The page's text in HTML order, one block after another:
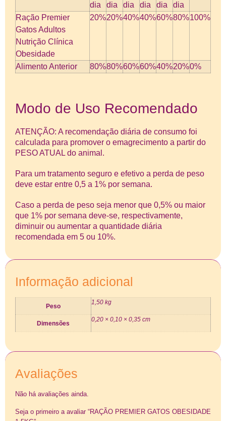
dia dia dia dia dia
dia
Ração Premier
Gatos Adultos
Nutrição Clínica
Obesidade
20%20%40%40%60%80%100%
Alimento Anterior 80%80%60%60%40%20%0%
Modo de Uso Recomendado
ATENÇÃO: A recomendação diária de consumo foi
calculada para promover o emagrecimento a partir do
PESO ATUAL do animal.
Para um tratamento seguro e efetivo a perda de peso
deve estar entre 0,5 a 1% por semana.
Caso a perda de peso seja menor que 0,5% ou maior
que 1% por semana deve-se, respectivamente,
diminuir ou aumentar a quantidade diária
recomendada em 5 ou 10%.
Informação adicional
Peso
1,50 kg
Dimensões
0,20 × 0,10 × 0,35 cm
Avaliações
Não há avaliações ainda.
Seja o primeiro a avaliar “RAÇÃO PREMIER GATOS OBESIDADE